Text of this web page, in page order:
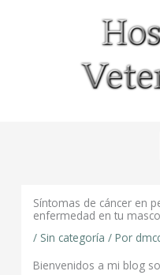
Síntomas de cáncer en
enfermedad en tu
/ Sin categoría / Por
Bienvenidos a mi blog